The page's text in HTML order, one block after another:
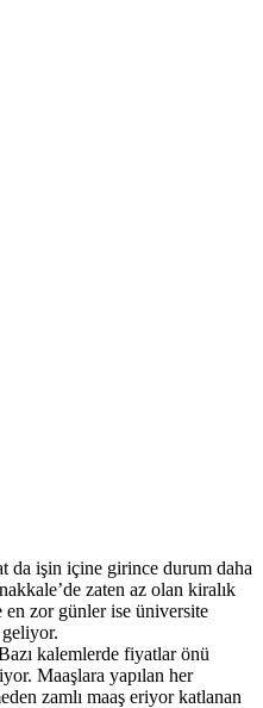
da işin içine girince durum daha
zaten az olan kiralık
en zor günler ise üniversite
kalemlerde fiyatlar önü
Maaşlara yapılan her
zamlı maaş eriyor katlanan